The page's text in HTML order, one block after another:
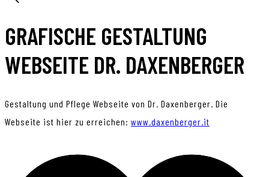
GRAFISCHE GESTALTUNG
WEBSEITE DR. DAXENBERGER
Gestaltung und Pflege Webseite von Dr. Daxenberger. Die
Webseite ist hier zu erreichen: www.daxenberger.it